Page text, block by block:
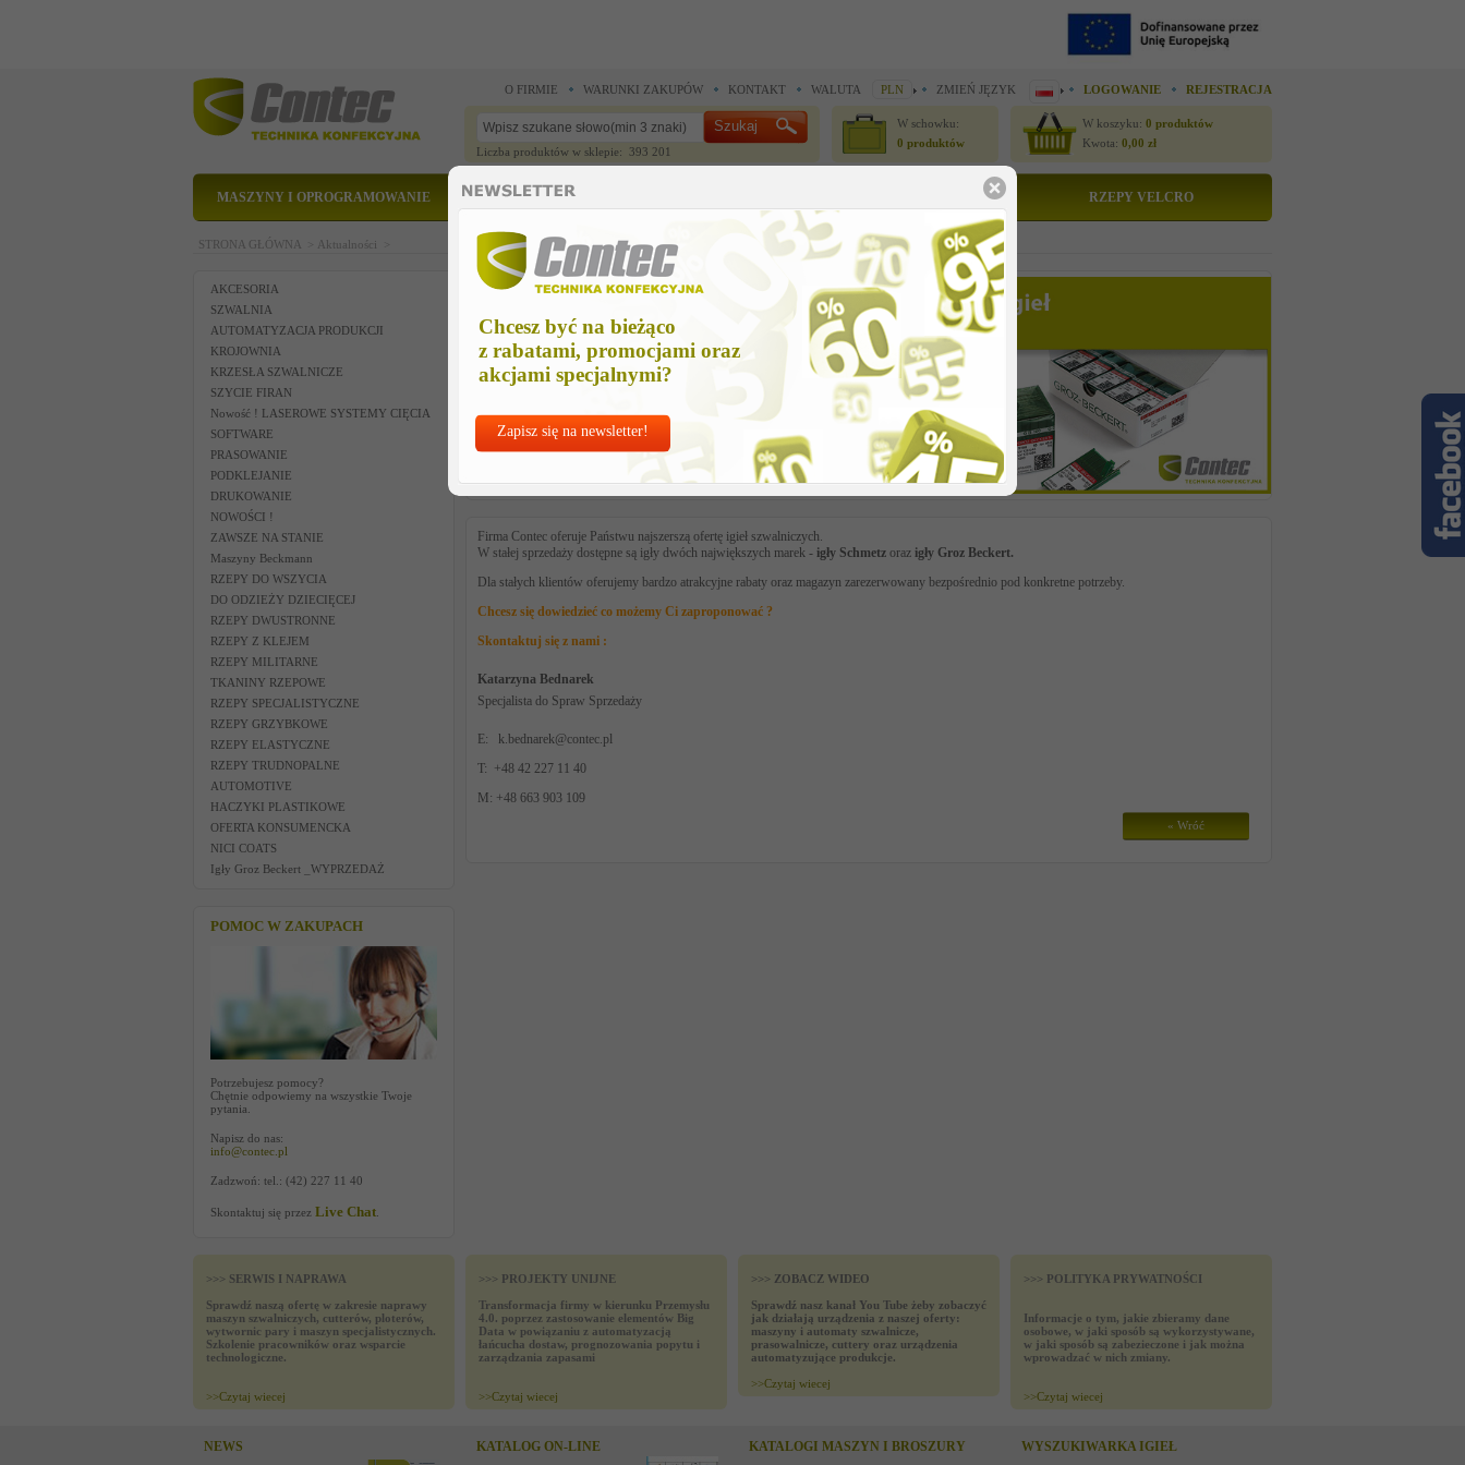
Chcesz być na bieżąco
z rabatami, promocjami oraz
akcjami specjalnymi?
Zapisz się na newsletter!
O FIRMIE WARUNKI ZAKUPÓW KONTAKT WALUTA PLN ZMIEŃ JĘZYK LOGOWANIE REJESTRACJA
Liczba produktów w sklepie: 393 201
W schowku:
0 produktów
W koszyku: 0 produktów
Kwota: 0,00 zł
MASZYNY I OPROGRAMOWANIE CZĘŚCI ZAMIENNE RZEPY VELCRO
STRONA GŁÓWNA > Aktualności >
AKCESORIA
SZWALNIA
AUTOMATYZACJA PRODUKCJI
KROJOWNIA
KRZESŁA SZWALNICZE
SZYCIE FIRAN
Nowość ! LASEROWE SYSTEMY CIĘCIA
SOFTWARE
PRASOWANIE
PODKLEJANIE
DRUKOWANIE
NOWOŚCI !
ZAWSZE NA STANIE
Maszyny Beckmann
RZEPY DO WSZYCIA
DO ODZIEŻY DZIECIĘCEJ
RZEPY DWUSTRONNE
RZEPY Z KLEJEM
RZEPY MILITARNE
TKANINY RZEPOWE
RZEPY SPECJALISTYCZNE
RZEPY GRZYBKOWE
RZEPY ELASTYCZNE
RZEPY TRUDNOPALNE
AUTOMOTIVE
HACZYKI PLASTIKOWE
OFERTA KONSUMENCKA
NICI COATS
Igły Groz Beckert _WYPRZEDAŻ
POMOC W ZAKUPACH
Potrzebujesz pomocy?
Chętnie odpowiemy na wszystkie Twoje
pytania.
Napisz do nas:
info@contec.pl
Zadzwoń: tel.: (42) 227 11 40
Skontaktuj się przez Live Chat
Firma Contec oferuje Państwu najszerszą ofertę igieł szwalniczych.
W stałej sprzedaży dostępne są igły dwóch największych marek - igły Schmetz oraz igły Groz Beckert.
Dla stałych klientów oferujemy bardzo atrakcyjne rabaty oraz magazyn zarezerwowany bezpośrednio pod konkretne potrzeby.
Chcesz się dowiedzieć co możemy Ci zaproponować ?
Skontaktuj się z nami :
Katarzyna Bednarek
Specjalista do Spraw Sprzedaży
E:
k.bednarek@contec.pl
T: +48 42 227 11 40
M: +48 663 903 109
« Wróć
>>> SERWIS I NAPRAWA
Sprawdź naszą ofertę w zakresie naprawy
maszyn szwalniczych, cutterów, ploterów,
wytwornic pary i maszyn specjalistycznych.
Szkolenie pracowników oraz wsparcie
technologiczne.
>>Czytaj wiecej
>>> PROJEKTY UNIJNE
Transformacja firmy w kierunku Przemysłu
4.0. poprzez zastosowanie elementów Big
Data w powiązaniu z automatyzacją
łańcucha dostaw, prognozowania popytu i
zarządzania zapasami
>>Czytaj wiecej
>>> ZOBACZ WIDEO
Sprawdź nasz kanał You Tube żeby zobaczyć
jak działają urządzenia z naszej oferty:
maszyny i automaty szwalnicze,
prasowalnicze, cuttery oraz urządzenia
automatyzujące produkcje.
>>Czytaj wiecej
>>> POLITYKA PRYWATNOŚCI
Informacje o tym, jakie zbieramy dane
osobowe, w jaki sposób są wykorzystywane,
w jaki sposób są zabezieczone i jak można
wprowadzać w nich zmiany.
>>Czytaj wiecej
NEWS KATALOG ON-LINE KATALOGI MASZYN I BROSZURY WYSZUKIWARKA IGIEŁ